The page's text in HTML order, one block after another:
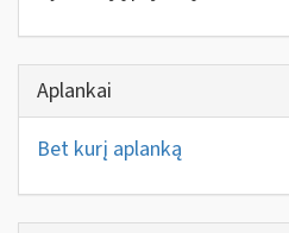
Aplankai
Bet kurį aplanką